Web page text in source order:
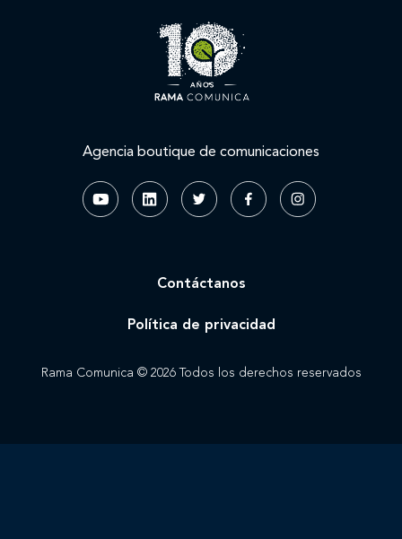
Agencia boutique de comunicaciones
Rama Comunica © 2026 Todos los derechos reservados
Contáctanos
Política de privacidad